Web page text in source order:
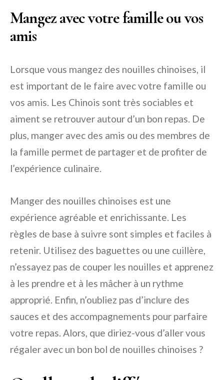
Mangez avec votre famille ou vos
amis
Lorsque vous mangez des nouilles chinoises, il
est important de le faire avec votre famille ou
vos amis. Les Chinois sont très sociables et
aiment se retrouver autour d’un bon repas. De
plus, manger avec des amis ou des membres de
la famille permet de partager et de profiter de
l’expérience culinaire.
Manger des nouilles chinoises est une
expérience agréable et enrichissante. Les
règles de base à suivre sont simples et faciles à
retenir. Utilisez des baguettes ou une cuillère,
n’essayez pas de couper les nouilles et apprenez
à les prendre et à les mâcher à un rythme
approprié. Enfin, n’oubliez pas d’inclure des
sauces et des accompagnements pour parfaire
votre repas. Alors, que diriez-vous d’aller vous
régaler avec un bon bol de nouilles chinoises ?